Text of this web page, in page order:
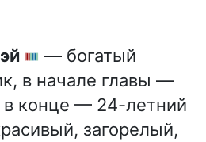
— богатый
в начале главы —
в конце — 24-летний
загорелый,